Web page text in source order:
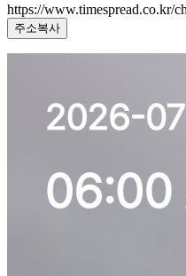
https://www.timespread.co.kr/
주소복사